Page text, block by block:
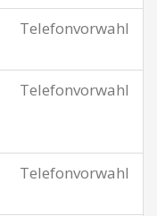
Telefonvorwahl
Telefonvorwahl
Telefonvorwahl